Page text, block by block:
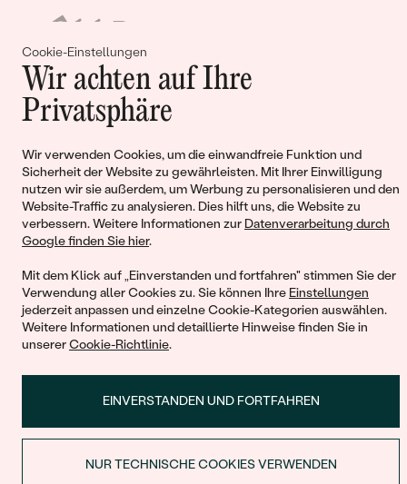
Cookie-Einstellungen
Wir achten auf Ihre
Privatsphäre
Wir verwenden Cookies, um die einwandfreie Funktion und
Sicherheit der Website zu gewährleisten. Mit Ihrer Einwilligung
nutzen wir sie außerdem, um Werbung zu personalisieren und den
Website-Traffic zu analysieren. Dies hilft uns, die Website zu
verbessern. Weitere Informationen zur Datenverarbeitung durch
Google finden Sie hier.
Mit dem Klick auf „Einverstanden und fortfahren" stimmen Sie der
Verwendung aller Cookies zu. Sie können Ihre Einstellungen
jederzeit anpassen und einzelne Cookie-Kategorien auswählen.
Weitere Informationen und detaillierte Hinweise finden Sie in
unsererCookie-Richtlinie.
EINVERSTANDEN UND FORTFAHREN
NUR TECHNISCHE COOKIES VERWENDEN
Warenkorb
Sie haben keinen Artikel im Warenkorb
WEITER EINKAUFEN